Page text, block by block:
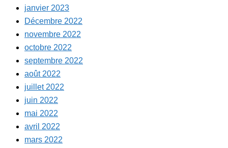
janvier 2023
Décembre 2022
novembre 2022
octobre 2022
septembre 2022
août 2022
juillet 2022
juin 2022
mai 2022
avril 2022
mars 2022